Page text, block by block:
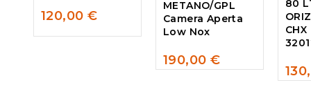
0
out
of
120,00 €
METANO/GPL
Camera Aperta
Low Nox
0
190,00 €
80
0